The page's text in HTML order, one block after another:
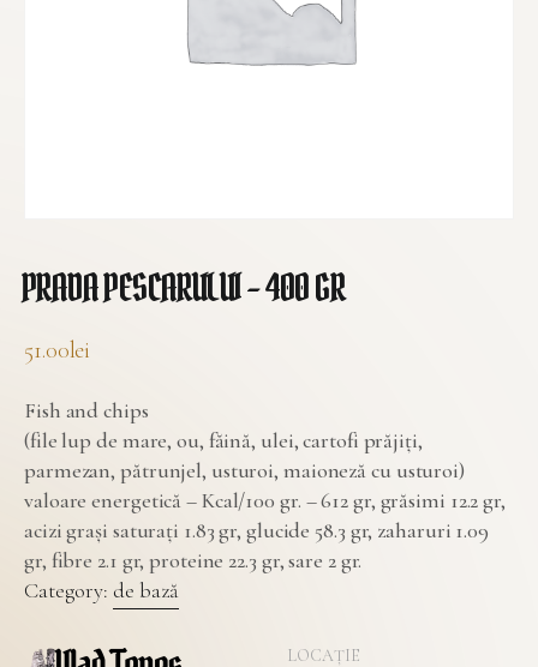
PRADA PESCARULUI – 400 GR
51.00lei
Fish and chips
(file lup de mare, ou, făină, ulei, cartofi prăjiți,
parmezan, pătrunjel, usturoi, maioneză cu usturoi)
valoare energetică – Kcal/100 gr. – 612 gr, grăsimi 12.2 gr,
acizi grași saturați 1.83 gr, glucide 58.3 gr, zaharuri 1.09
gr, fibre 2.1 gr, proteine 22.3 gr, sare 2 gr.
Category: de bază
LOCAȚIE